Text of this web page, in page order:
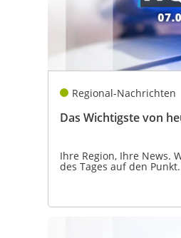
Regional-Nachrichten
Das Wichtigste von
Ihre Region, Ihre News.
des Tages auf den